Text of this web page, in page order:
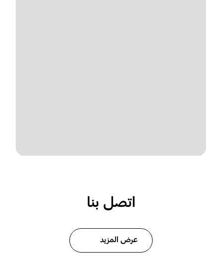
اتصل بنا
عرض المزيد